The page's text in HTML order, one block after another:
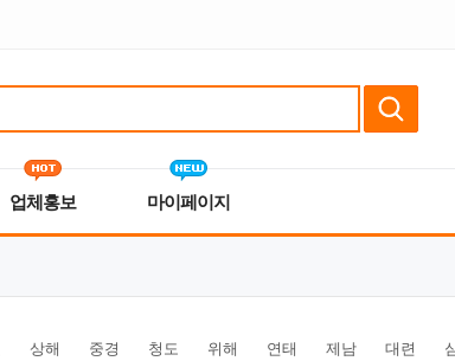
업체홍보 마이페이지
상해 중경 청도 위해 연태 제남 대련